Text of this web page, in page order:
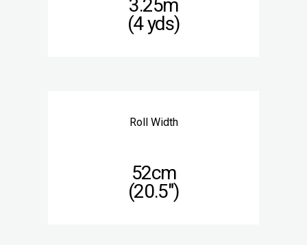
3.25m
(4 yds)
Roll Width
52cm
(20.5″)